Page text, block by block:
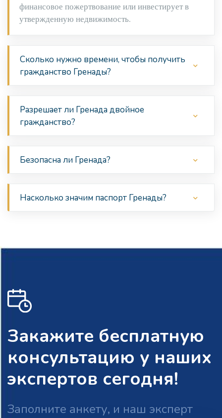
финансовое пожертвование или инвестирует в
утвержденную недвижимость.
Сколько нужно времени, чтобы получить
гражданство Гренады?
Разрешает ли Гренада двойное
гражданство?
Безопасна ли Гренада?
Насколько значим паспорт Гренады?
Закажите бесплатную
консультацию у наших
экспертов сегодня!
Заполните анкету, и наш эксперт